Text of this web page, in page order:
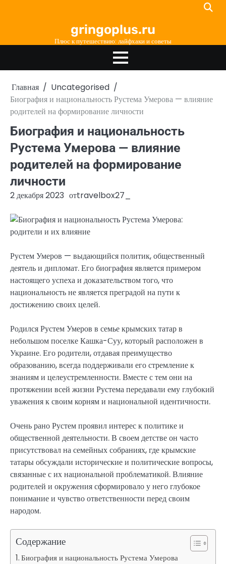
gringoplus.ru
Плюс к путешествию: лайфхаки и советы
Главная
Uncategorised
Биография и национальность Рустема Умерова — влияние
родителей на формирование личности
Биография и национальность
Рустема Умерова — влияние
родителей на формирование
личности
2 декабря 2023 отtravelbox27_
Рустем Умеров — выдающийся политик, общественный
деятель и дипломат. Его биография является примером
настоящего успеха и доказательством того, что
национальность не является преградой на пути к
достижению своих целей.
Родился Рустем Умеров в семье крымских татар в
небольшом поселке Кашка-Суу, который расположен в
Украине. Его родители, отдавая преимущество
образованию, всегда поддерживали его стремление к
знаниям и целеустремленности. Вместе с тем они на
протяжении всей жизни Рустема передавали ему глубокий
уважения к своим корням и национальной идентичности.
Очень рано Рустем проявил интерес к политике и
общественной деятельности. В своем детстве он часто
присутствовал на семейных собраниях, где крымские
татары обсуждали исторические и политические вопросы,
связанные с их национальной проблематикой. Влияние
родителей и окружения сформировало у него глубокое
понимание и чувство ответственности перед своим
народом.
Содержание
Биография и национальность Рустема Умерова